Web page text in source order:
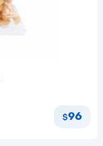
$96